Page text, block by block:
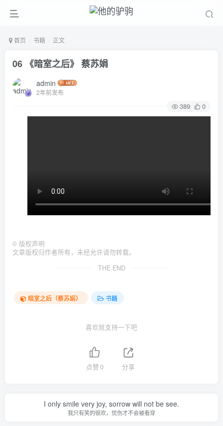
首页 书籍 正文
06 《暗室之后》 蔡苏娟
admin
2年前发布
389 0
© 版权声明
文章版权归作者所有，未经允许请勿转载。
THE END
暗室之后（蔡苏娟） 书籍
喜欢就支持一下吧
点赞0 分享
I only smile very joy, sorrow will not be see.
我只有笑的很欢，忧伤才不会被看穿